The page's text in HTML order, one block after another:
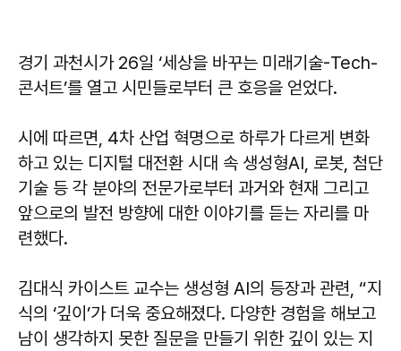
경기 과천시가 26일 ‘세상을 바꾸는 미래기술-Tech-
콘서트’를 열고 시민들로부터 큰 호응을 얻었다.
시에 따르면, 4차 산업 혁명으로 하루가 다르게 변화
하고 있는 디지털 대전환 시대 속 생성형AI, 로봇, 첨단
기술 등 각 분야의 전문가로부터 과거와 현재 그리고
앞으로의 발전 방향에 대한 이야기를 듣는 자리를 마
련했다.
김대식 카이스트 교수는 생성형 AI의 등장과 관련, “지
식의 ‘깊이’가 더욱 중요해졌다. 다양한 경험을 해보고
남이 생각하지 못한 질문을 만들기 위한 깊이 있는 지